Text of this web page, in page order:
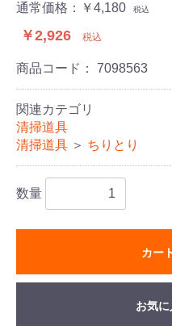
通常価格：￥4,180 税込
￥2,926 税込
商品コード： 7098563
関連カテゴリ
清掃道具
清掃道具 ＞ ちりとり
数量
カー
お気